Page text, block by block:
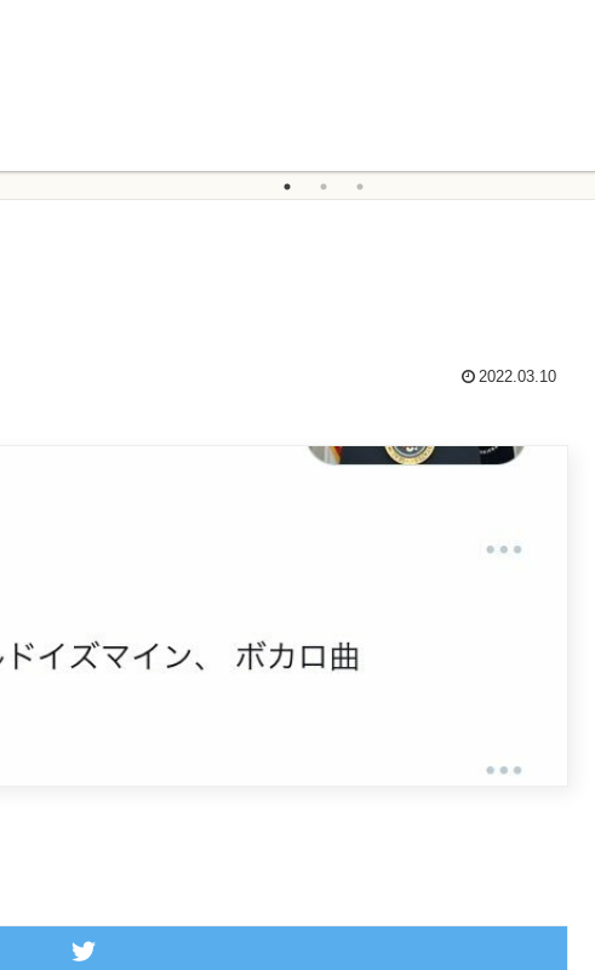
2022.03.10